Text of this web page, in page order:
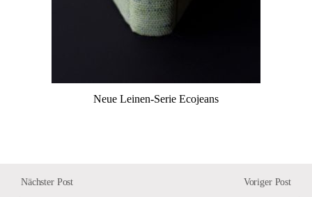
Neue Leinen-Serie Ecojeans
Nächster Post
Voriger Post